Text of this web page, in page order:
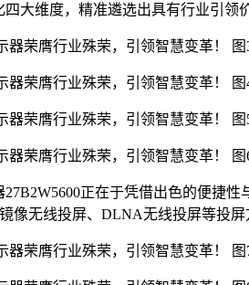
大维度，精准遴选出具有行业引
正在于凭借出色的便捷
像无线投屏、DLNA无线投屏等投